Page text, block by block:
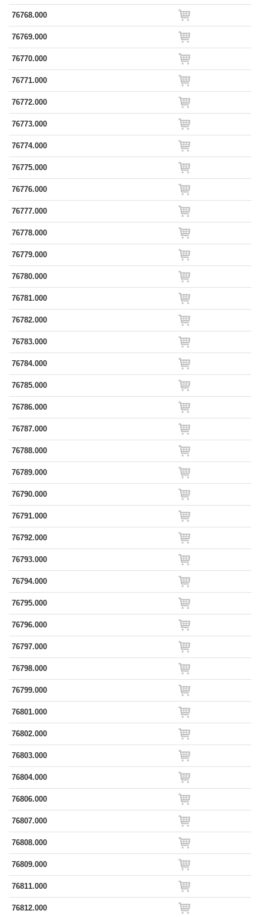
76768.000
76769.000
76770.000
76771.000
76772.000
76773.000
76774.000
76775.000
76776.000
76777.000
76778.000
76779.000
76780.000
76781.000
76782.000
76783.000
76784.000
76785.000
76786.000
76787.000
76788.000
76789.000
76790.000
76791.000
76792.000
76793.000
76794.000
76795.000
76796.000
76797.000
76798.000
76799.000
76801.000
76802.000
76803.000
76804.000
76806.000
76807.000
76808.000
76809.000
76811.000
76812.000